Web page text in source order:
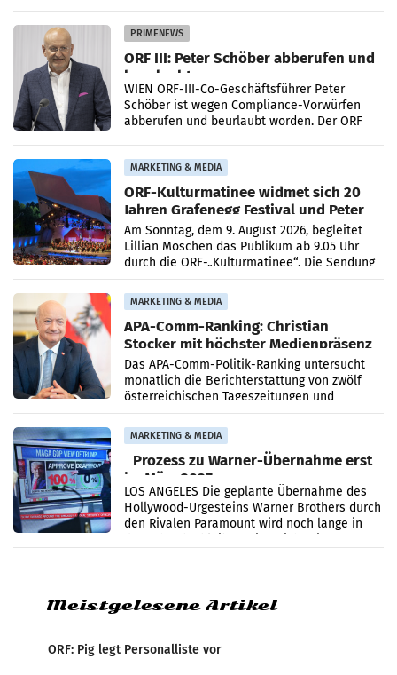
Getränkehersteller Vöslauer zu deutlichen
Absatzzuwächsen geführt. Während
PRIMENEWS
ORF III: Peter Schöber abberufen und
beurlaubt
WIEN ORF-III-Co-Geschäftsführer Peter
Schöber ist wegen Compliance-Vorwürfen
abberufen und beurlaubt worden. Der ORF
MARKETING & MEDIA
ORF-Kulturmatinee widmet sich 20
Jahren Grafenegg Festival und Peter
Simonischek
Am Sonntag, dem 9. August 2026, begleitet
Lillian Moschen das Publikum ab 9.05 Uhr
durch die ORF-„Kulturmatinee“. Die Sendung
startet mit der Dokumentation „20 Jahre
Grafenegg
MARKETING & MEDIA
APA-Comm-Ranking: Christian
Stocker mit höchster Medienpräsenz
im Juli
Das APA-Comm-Politik-Ranking untersucht
monatlich die Berichterstattung von zwölf
österreichischen Tageszeitungen und
analysiert, welche Politikerinnen und
Politiker Österreichs die
MARKETING & MEDIA
Prozess zu Warner-Übernahme erst
im März 2027
LOS ANGELES Die geplante Übernahme des
Hollywood-Urgesteins Warner Brothers durch
den Rivalen Paramount wird noch lange in
Meistgelesene Artikel
ORF: Pig legt Personalliste vor